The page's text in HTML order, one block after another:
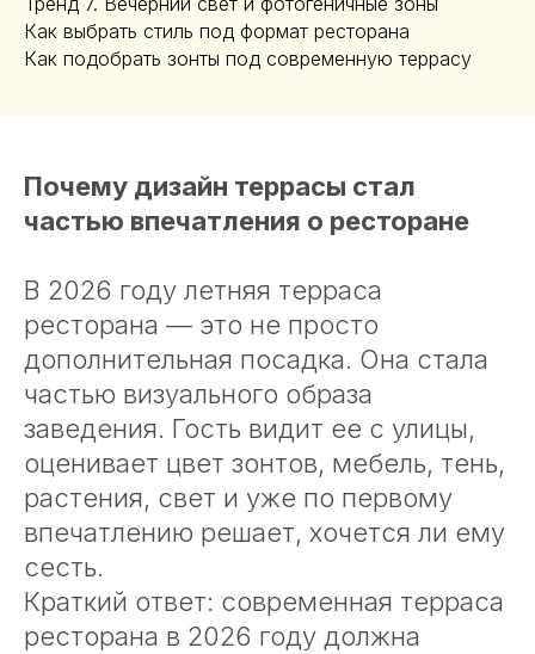
Как выбрать стиль под формат ресторана
Как подобрать зонты под современную террасу
Почему дизайн террасы стал
частью впечатления о ресторане
В 2026 году летняя терраса
ресторана — это не просто
дополнительная посадка. Она стала
частью визуального образа
заведения. Гость видит ее с улицы,
оценивает цвет зонтов, мебель, тень,
растения, свет и уже по первому
впечатлению решает, хочется ли ему
сесть.
Краткий ответ: современная терраса
ресторана в 2026 году должна